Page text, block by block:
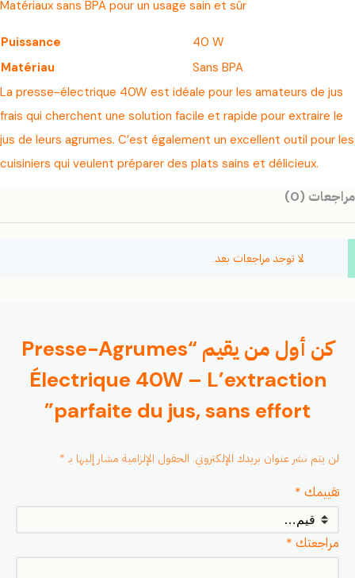
Matériaux sans BPA pour un usage sain et sûr
Puissance
40 W
Matériau
Sans BPA
La presse-électrique 40W est idéale pour les amateurs de jus
frais qui cherchent une solution facile et rapide pour extraire le
jus de leurs agrumes. C’est également un excellent outil pour les
cuisiniers qui veulent préparer des plats sains et délicieux.
مراجعات (0)
لا توجد مراجعات بعد.
كن أول من يقيم “Presse-Agrumes
Électrique 40W – L’extraction
parfaite du jus, sans effort”
لن يتم نشر عنوان بريدك الإلكتروني. الحقول الإلزامية مشار إليها بـ *
تقييمك *
مراجعتك *